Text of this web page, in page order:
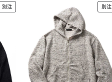
別注 別注